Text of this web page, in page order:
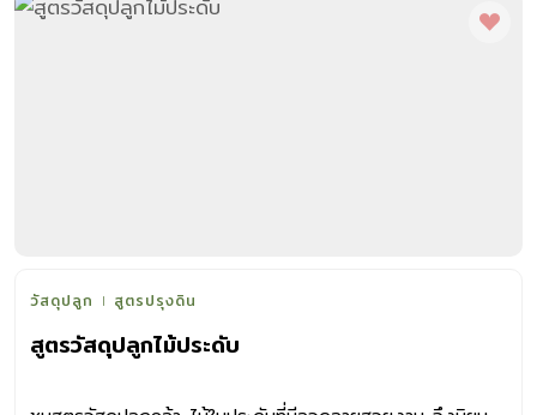
วัสดุปลูก สูตรปรุงดิน
สูตรวัสดุปลูกไม้ประดับ